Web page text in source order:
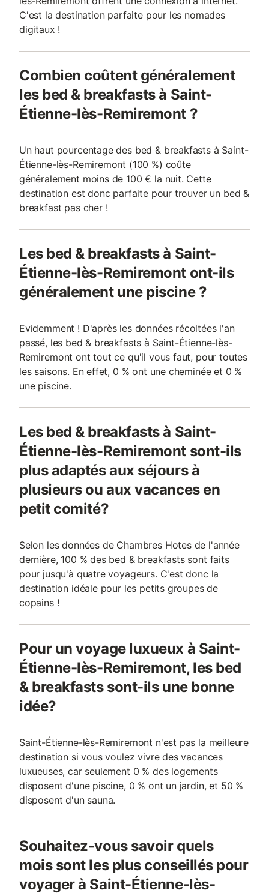
C'est la destination parfaite pour les nomades
digitaux !
Combien coûtent généralement
les bed & breakfasts à Saint-
Étienne-lès-Remiremont ?
Un haut pourcentage des bed & breakfasts à Saint-
Étienne-lès-Remiremont (100 %) coûte
généralement moins de 100 € la nuit. Cette
destination est donc parfaite pour trouver un bed &
breakfast pas cher !
Les bed & breakfasts à Saint-
Étienne-lès-Remiremont ont-ils
généralement une piscine ?
Evidemment ! D'après les données récoltées l'an
passé, les bed & breakfasts à Saint-Étienne-lès-
Remiremont ont tout ce qu'il vous faut, pour toutes
les saisons. En effet, 0 % ont une cheminée et 0 %
une piscine.
Les bed & breakfasts à Saint-
Étienne-lès-Remiremont sont-ils
plus adaptés aux séjours à
plusieurs ou aux vacances en
petit comité?
Selon les données de Chambres Hotes de l'année
dernière, 100 % des bed & breakfasts sont faits
pour jusqu'à quatre voyageurs. C'est donc la
destination idéale pour les petits groupes de
copains !
Pour un voyage luxueux à Saint-
Étienne-lès-Remiremont, les bed
& breakfasts sont-ils une bonne
idée?
Saint-Étienne-lès-Remiremont n'est pas la meilleure
destination si vous voulez vivre des vacances
luxueuses, car seulement 0 % des logements
disposent d'une piscine, 0 % ont un jardin, et 50 %
disposent d'un sauna.
Souhaitez-vous savoir quels
mois sont les plus conseillés pour
voyager à Saint-Étienne-lès-